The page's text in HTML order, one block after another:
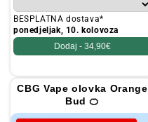
BESPLATNA dostava*
ponedjeljak, 10. kolovoza
Dodaj - 34,90€
CBG Vape olovka Orange
Bud 🍊